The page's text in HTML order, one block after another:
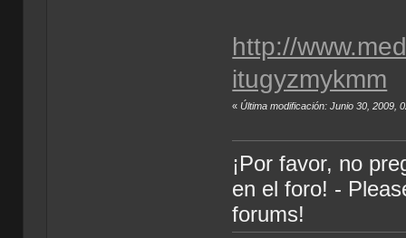
http://
itugyzmykmm
«Última modificación: Junio 30, 2009,
¡Por favor, no
en el foro! -
forums!